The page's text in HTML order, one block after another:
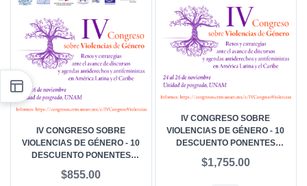
IV CONGRESO SOBRE
VIOLENCIAS DE GÉNERO - 10
DESCUENTO PONENTES
FUNCIONARIADO
$1,755.00
IV CONGRESO SOBRE
VIOLENCIAS DE GÉNERO - 10
DESCUENTO PONENTES
$855.00